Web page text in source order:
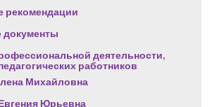
рекомендации
деятельности,
работников
Михайловна
Юрьевна